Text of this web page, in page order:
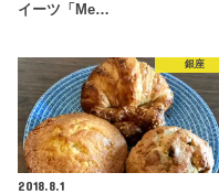
イーツ「Me…
銀座
2018.8.1